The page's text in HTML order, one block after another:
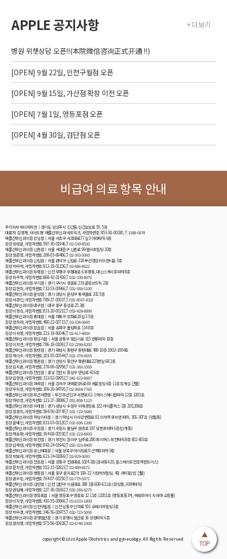
APPLE 공지사항 + 더보기
병원 위쳇상담 오픈!!(本院微信咨询正式开通 !!)
[OPEN] 9월 22일, 인천구월점 오픈
[OPEN] 9월 15일, 가산점 확장 이전 오픈
[OPEN] 7월 1일, 영등포점 오픈
[OPEN] 4월 30일, 검단점 오픈
비급여 의료 항목 안내
주식회사 에이피피엔│경기도 남양주시 진건읍 진건오남로 50, 5층
대표자: 김영재, 사이트명: 애플산부인과 네트워크, 사업자번호: 853-81-00330, T:1588-0674
애플산부인과의원 강남점│서울 서초구 서초대로77길 3 아라타워 6층
원장:방성윤, 사업자번호:597-30-01946,T:02-530-8500
애플산부인과의원 신촌점│서울 서대문구 신촌로 99 엘리트빌딩 10층
원장:정문영, 사업자번호:208-03-69486,T:02-393-3060
애플산부인과의원 신림점│서울 관악구 신림로 318 두산청암위브센티움 3층
원장:박수예, 사업자번호:812-19-01156,T:02-886-8622
애플산부인과의원 부평점│인천 부평구 부평대로 6 부평동, 대신스카이프라자 8층
원장:최주혁, 사업자번호:868-42-01439,T:032-330-8870
애플산부인과의원 구리점│경기 구리시 경춘로 219 골든브릿지 2층
원장:김현희, 사업자번호:732-53-00966,T:031-568-5100
애플산부인과의원 분당점│경기 성남시 분당구 황새울로 332 5층
원장:서경진, 사업자번호:789-27-00037,T:031-8017-8322
애플산부인과의원 대구점│대구 중구 동성로 25 3층
원장:이현승, 사업자번호:831-20-00232,T:053-428-8898
애플산부인과의원 홍대점│서울 마포구 양화로18길 3 5층
원장:정희라, 사업자번호:490-22-00715,T:02-334-3660
애플산부인과의원 잠실점│서울 송파구 올림픽로 114 8층
원장:이서영, 사업자번호:221-19-96046,T:02-417-4004
애플산부인과의원 왕십리점│서울 성동구 왕십리로 315 한동타워 10층
원장:이지연, 사업자번호:786-18-01092,T:02-2298-6200
애플산부인과의원 동탄점│경기 화성시 동탄구 동탄대로 489 10층 1002~1004호
원장:채의수, 사업자번호:201-55-00544,T:031-378-4555
애플산부인과의원 평촌점│경기 안양시 동안구 평촌대로223번길 68 2층
원장:김지훈, 사업자번호:178-06-02958,T:031-382-3350
애플산부인과의원 천안점│충남 천안시 동남구 만남로 42 6층
원장:김현경, 사업자번호:312-92-09952,T:041-622-8887
애플산부인과의원 마곡점│서울 강서구 마곡중앙6로 69 세움빌딩 6층 (1층 킹게임 건물)
원장:우희정, 사업자번호:309-20-94795,T:02-3664-7760
애플산부인과의원 부산서면점│부산 부산진구 서면로 62-1 에이스메디칼타워 12층 1201호
원장:하민정, 사업자번호:121-27-38886,T:051-808-1123
애플산부인과의원 위례점│경기 성남시 수정구 위례광장로 322 아이플렉스 2층 205,206호
원장:정경희, 사업자번호:584-50-00745,T:031-722-5680
애플산부인과의원 하남미사점│경기 하남시 미사강변동로 81 미사역 큐브앤 타워, 306-307호 (망월동)
원장:윤혜진, 사업자번호:831-03-03120,T:031-606-1200
애플산부인과의원 수원점│경기 수원시 팔달구 권광로 197 남현프라자 6층(인계동)
원장:채송화, 사업자번호:364-68-00530,T:031-222-6600
애플산부인과의원 부천점│경기 부천시 원미구 길주로 280 프리머스 부천타워 8층 802-803호
원장:김재령, 사업자번호:842-24-01942,T:032-321-8400
애플산부인과의원 성신여대점│서울 성북구 아리랑로 9 산맥프라자 9층
원장:박보라, 사업자번호:621-24-01869,T:02-929-3693
애플산부인과의원 천호점│서울 강동구 천호대로 1024 2층(성내동 610, 힐스테이트천호역젠트리스)
원장:문지연, 사업자번호:552-15-02823,T:02-489-6672
애플산부인과의원 명동점│서울 중구 을지로2가 199-22 기랑에셋빌딩, 4층 (싸다김밥 건물)
원장:공수민, 사업자번호:764-07-03250,T:02-775-5071
애플산부인과의원 검단점│인천 검단구 이음대로 388 1동 608~611호 (원당동, ABM타워)
원장:권담혜, 사업자번호:227-30-01692,T:032-266-8275
애플산부인과의원 영등포점│서울 영등포구 영중로 12 11층 11001호 (영등포동3가, 에쉐르아이 시네마 쇼핑몰)
원장:이지현, 사업자번호:410-55-00866,T:02-6331-1800
애플산부인과의원 인천구월점│인천 남동구 인하로 501 슈페리어빌딩 3층
원장:박수경, 사업자번호:346-56-00975,T:032-721-5006
애플산부인과의원 광명철산점│경기 광명시 철산로 36 양정타워 6층
원장:정희영, 사업자번호:575-56-00928,T:02-6746-1000
copyright © 2020 Apple Obstetrics and gynecology. All Rights Reserved.
▲
TOP